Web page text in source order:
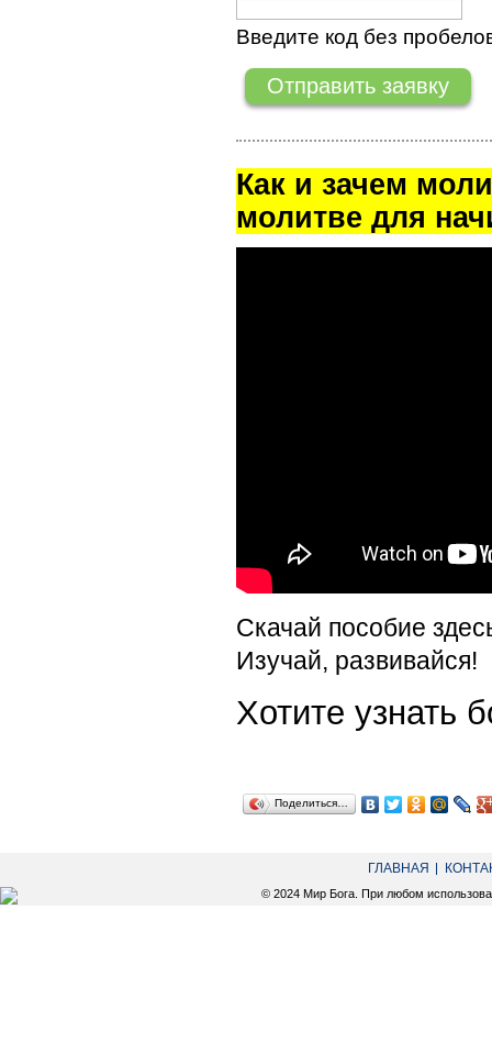
Введите код без
Как и зачем
молитве для
Скачай пособие
Изучай, развивайся!
Хотите
Поделиться…
ГЛАВНАЯ
© 2024 Мир Бога. При любом